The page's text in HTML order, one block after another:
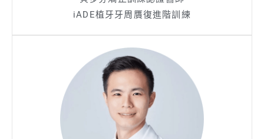
iADE植牙牙周贋復進階訓練